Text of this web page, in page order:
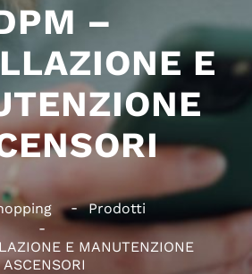
–
E
Prodotti
E MANUTENZIONE
ASCENSORI